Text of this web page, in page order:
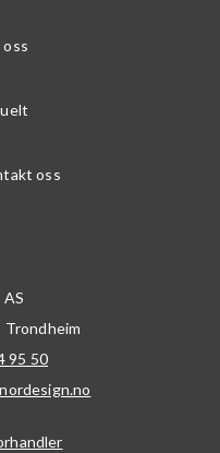
oss
oss
Trondheim
95 50